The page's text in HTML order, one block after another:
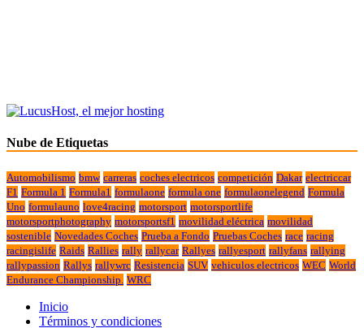
Nube de Etiquetas
Automobilismo bmw carreras coches electricos competición Dakar electriccar
F1 Formula 1 Formula1 formulaone formula one formulaonelegend Formula
Uno formulauno love4racing motorsport motorsportlife
motorsportphotography motorsportsf1 movilidad eléctrica movilidad
sostenible Novedades Coches Prueba a Fondo Pruebas Coches race racing
racingislife Raids Rallies rally rallycar Rallyes rallyesport rallyfans rallying
rallypassion Rallys rallywrc Resistencia SUV vehiculos electricos WEC World
Endurance Championship. WRC
Inicio
Términos y condiciones